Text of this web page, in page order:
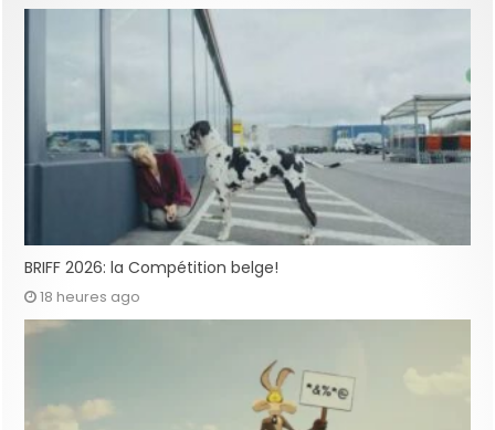
BRIFF 2026: la Compétition belge!
18 heures ago